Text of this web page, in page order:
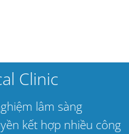
Clinic
lâm sàng
kết hợp nhiều công